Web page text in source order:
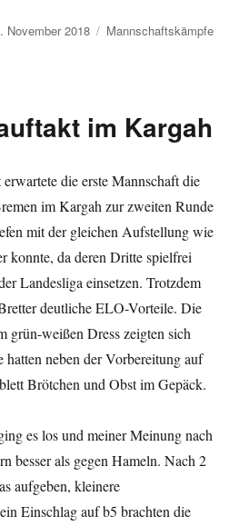
November 2018 Kategorien
Mannschaftskämpfe
im Kargah
die erste Mannschaft die
im Kargah zur zweiten Runde
mit der gleichen Aufstellung wie
konnte, da deren Dritte spielfrei
Landesliga einsetzen. Trotzdem
deutliche ELO-Vorteile. Die
grün-weißen Dress zeigten sich
hatten neben der Vorbereitung auf
Brötchen und Obst im Gepäck.
es los und meiner Meinung nach
besser als gegen Hameln. Nach 2
aufgeben, kleinere
Einschlag auf b5 brachten die